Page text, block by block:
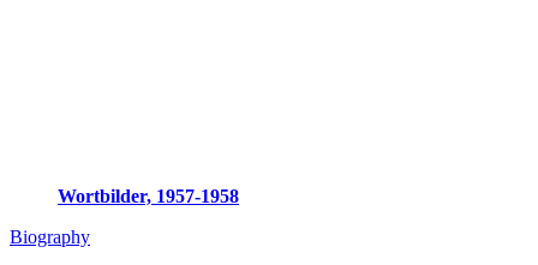
Wortbilder, 1957-1958
Biography